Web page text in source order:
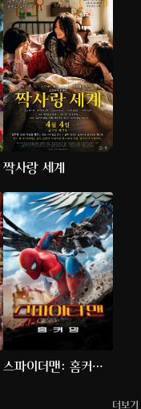
짝사랑 세계
스파이더맨: 홈커밍
더보기